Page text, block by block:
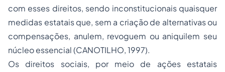
com esses direitos, sendo inconstitucionais quaisquer
medidas estatais que, sem a criação de alternativas ou
compensações, anulem, revoguem ou aniquilem seu
núcleo essencial (CANOTILHO, 1997).
Os direitos sociais, por meio de ações estatais